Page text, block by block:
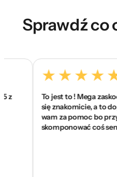
Sprawdź co
To jest to ! Mega
się znakomicie, a to
wam za pomoc bo przy
skomponować coś